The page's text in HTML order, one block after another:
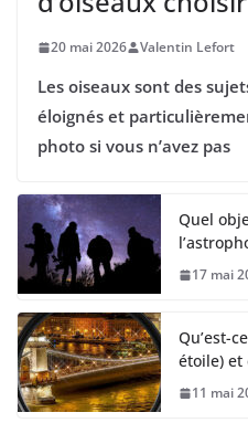
20 mai 2026 Valentin Lefort
Les oiseaux sont des
éloignés et
photo si vous n’avez pas
Quel
17 mai
Qu’est-
étoile) et
11 mai